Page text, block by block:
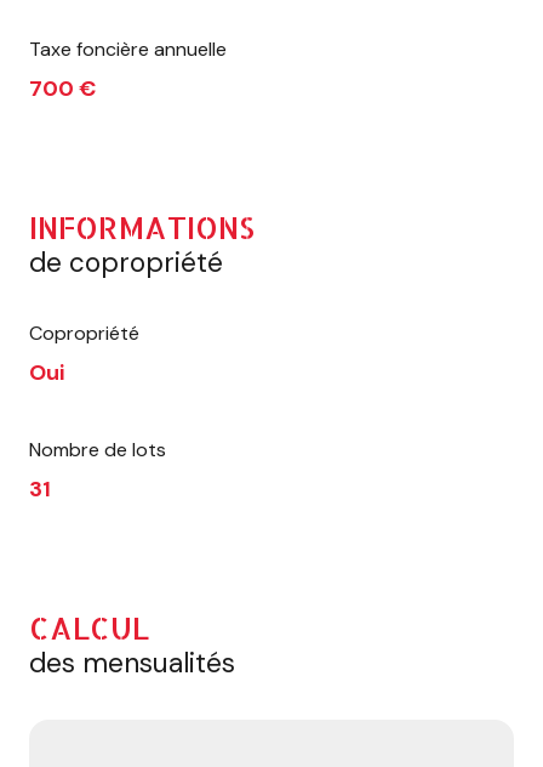
Taxe foncière annuelle
700 €
INFORMATIONS
de copropriété
Copropriété
Oui
Nombre de lots
31
CALCUL
des mensualités